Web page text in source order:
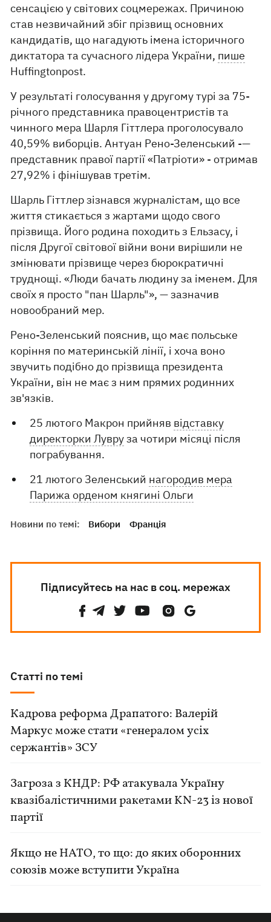
сенсацією у світових соцмережах. Причиною
став незвичайний збіг прізвищ основних
кандидатів, що нагадують імена історичного
диктатора та сучасного лідера України, пише
Huffingtonpost.
У результаті голосування у другому турі за 75-
річного представника правоцентристів та
чинного мера Шарля Гіттлера проголосувало
40,59% виборців. Антуан Рено-Зеленський -—
представник правої партії «Патріоти» - отримав
27,92% і фінішував третім.
Шарль Гіттлер зізнався журналістам, що все
життя стикається з жартами щодо свого
прізвища. Його родина походить з Ельзасу, і
після Другої світової війни вони вирішили не
змінювати прізвище через бюрократичні
труднощі. «Люди бачать людину за іменем. Для
своїх я просто "пан Шарль"», — зазначив
новообраний мер.
Рено-Зеленський пояснив, що має польське
коріння по материнській лінії, і хоча воно
звучить подібно до прізвища президента
України, він не має з ним прямих родинних
зв'язків.
25 лютого Макрон прийняв відставку
директорки Лувруза чотири місяці після
пограбування.
21 лютого Зеленський нагородив мера
Парижа орденом княгині Ольги
Новини по темі: Вибори Франція
Підписуйтесь на нас в соц. мережах
Статті по темі
Кадрова реформа Драпатого: Валерій
Маркус може стати «генералом усіх
сержантів» ЗСУ
Загроза з КНДР: РФ атакувала Україну
квазібалістичними ракетами KN-23 із нової
партії
Якщо не НАТО, то що: до яких оборонних
союзів може вступити Україна